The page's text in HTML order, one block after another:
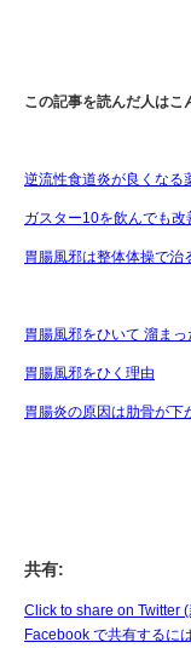
この記事を読んだ人はこ
逆流性食道炎が良くなる
ガスター10を飲んでも
胃腸風邪は整体体操で治
胃腸風邪をひいて 溜ま
胃腸風邪をひく理由
胃腸炎の原因は肋骨が下
共有:
Click to share on Twitter
Facebook で共有するに